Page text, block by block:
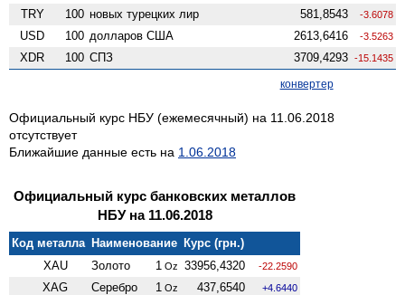
TRY 100 новых турецких лир 581,8543 -3.6078
USD 100 долларов США 2613,6416 -3.5263
XDR 100 СПЗ 3709,4293 -15.1435
конвертер
Официальный курс НБУ (ежемесячный) на 11.06.2018
отсутствует
Ближайшие данные есть на 1.06.2018
Официальный курс банковских металлов
НБУ на 11.06.2018
Код металла Наименование Курс (грн.)
XAU
Золото 1 Oz 33956,4320 -22.2590
XAG Серебро 1 Oz 437,6540 +4.6440